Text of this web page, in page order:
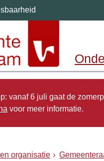
vanaf 6 juli gaat de
voor meer informatie.
organisatie